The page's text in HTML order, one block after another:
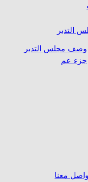
التدبر
وصف مجلس التدبر
جزء عم
معنا